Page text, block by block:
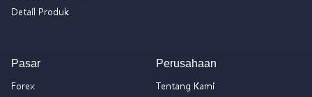
Detail Produk
Pasar
Forex
Perusahaan
Tentang Kami